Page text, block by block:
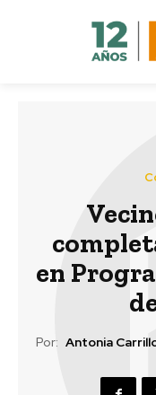
en
Por: Antonia